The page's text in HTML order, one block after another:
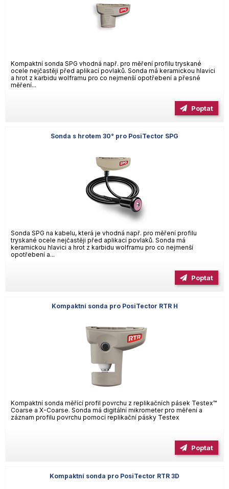
Kompaktní sonda SPG vhodná např. pro měření profilu tryskané
ocele nejčastěji před aplikací povlaků. Sonda má keramickou hlavici
a hrot z karbidu wolframu pro co nejmenší opotřebení a přesné
měření...
Poptat
Sonda s hrotem 30° pro PosiTector SPG
Sonda SPG na kabelu, která je vhodná např. pro měření profilu
tryskané ocele nejčastěji před aplikací povlaků. Sonda má
keramickou hlavici a hrot z karbidu wolframu pro co nejmenší
opotřebení a...
Poptat
Kompaktní sonda pro PosiTector RTR H
Kompaktní sonda měřící profil povrchu z replikačních pásek Testex™
Coarse a X-Coarse. Sonda má digitální mikrometer pro měření a
záznam profilu povrchu pomocí replikační pásky Testex
Poptat
Kompaktní sonda pro PosiTector RTR 3D